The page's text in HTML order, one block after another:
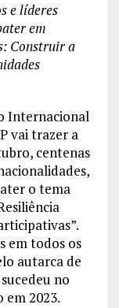
e líderes
em
Construir a
Internacional
vai trazer a
centenas
o tema
em todos os
autarca de
no
em 2023.